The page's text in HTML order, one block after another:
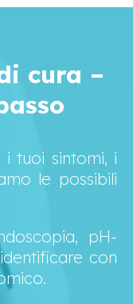
cura –
i tuoi sintomi, i
le possibili
pH-
con